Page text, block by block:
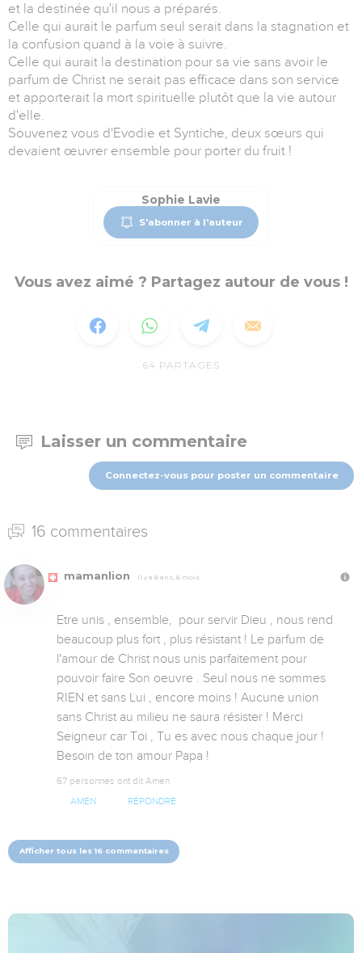
et la destinée qu'il nous a préparés.
Celle qui aurait le parfum seul serait dans la stagnation et
la confusion quand à la voie à suivre.
Celle qui aurait la destination pour sa vie sans avoir le
parfum de Christ ne serait pas efficace dans son service
et apporterait la mort spirituelle plutôt que la vie autour
d'elle.
Souvenez vous d'Evodie et Syntiche, deux sœurs qui
devaient œuvrer ensemble pour porter du fruit !
Sophie Lavie
S'abonner à l'auteur
Vous avez aimé ? Partagez autour de vous !
64 PARTAGES
Laisser un commentaire
Connectez-vous pour poster un commentaire
16 commentaires
mamanlion Il y a 8 ans, 6 mois
Etre unis , ensemble,  pour servir Dieu , nous rend
beaucoup plus fort , plus résistant ! Le parfum de
l'amour de Christ nous unis parfaitement pour
pouvoir faire Son oeuvre . Seul nous ne sommes
RIEN et sans Lui , encore moins ! Aucune union
sans Christ au milieu ne saura résister ! Merci
Seigneur car Toi , Tu es avec nous chaque jour !
Besoin de ton amour Papa !
67 personnes ont dit Amen
AMEN RÉPONDRE
Afficher tous les 16 commentaires